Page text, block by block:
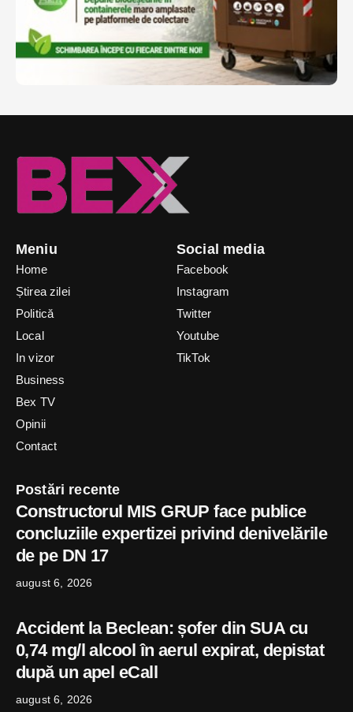
Meniu
Home
Știrea zilei
Politică
Local
In vizor
Business
Bex TV
Opinii
Contact
Social media
Facebook
Instagram
Twitter
Youtube
TikTok
Postări recente
Constructorul MIS GRUP face publice
concluziile expertizei privind denivelările
de pe DN 17
august 6, 2026
Accident la Beclean: șofer din SUA cu
0,74 mg/l alcool în aerul expirat, depistat
după un apel eCall
august 6, 2026